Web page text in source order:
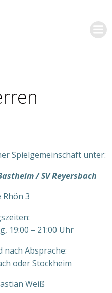
Spielgemeinschaft unter:
/​ SV Reyersbach
Rhön 3
19:00 – 21:00 Uhr
Absprache:
oder Stockheim
Weiß